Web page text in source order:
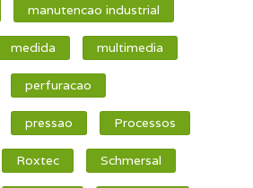
manutencao industrial
medida multimedia
perfuracao
pressao Processos
Roxtec Schmersal